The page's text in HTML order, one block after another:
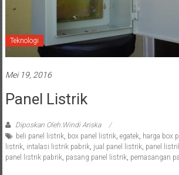
Teknologi
Mei 19, 2016
Panel Listrik
Diposkan Oleh:Windi Ariska
beli panel listrik, box panel listrik, egatek, harga box
listrik, intalasi listrik pabrik, jual panel listrik, panel
panel listrik pabrik, pasang panel listrik, pemasangan